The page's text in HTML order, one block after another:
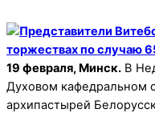
19 февраля, Минск. В
Духовом кафедральном
архипастырей